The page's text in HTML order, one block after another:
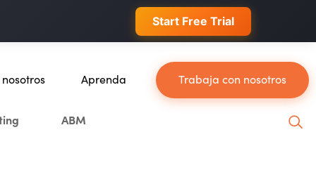
Start Free Trial
equipo
Aprenda Trabaja con nosotros
ABM